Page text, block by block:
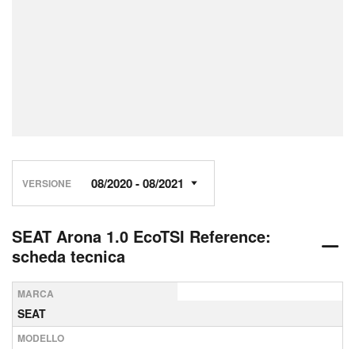
VERSIONE
SEAT Arona 1.0 EcoTSI Reference:
scheda tecnica
MARCA
SEAT
MODELLO